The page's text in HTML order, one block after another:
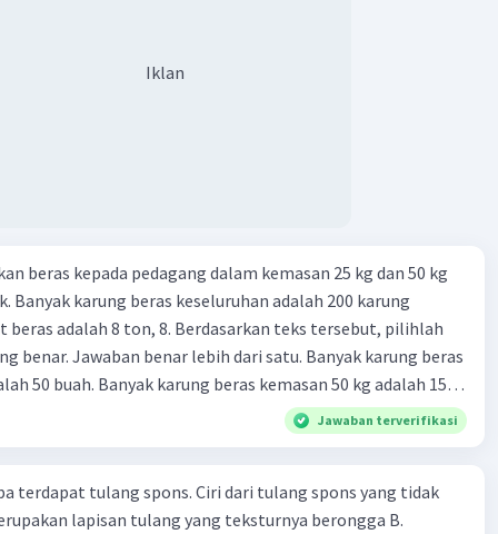
circle.draw(); // Memanggil draw() dari objek
·0.0 (0) Balas
Iklan
adalah konsep dalam pemrograman berorientasi
Iklan
beras kepada pedagang dalam kemasan 25 kg dan 50 kg
Banyak karung beras keseluruhan adalah 200 karung
adalah 8 ton, 8. Berdasarkan teks tersebut, pilihlah
benar. Jawaban benar lebih dari satu. Banyak karung beras
50 buah. Banyak karung beras kemasan 50 kg adalah 150
dalam kemasan 25 kg adalah 2 ton. Perbandingan berat
kg dan 50 kg dalam truk adalah 1: 3. 9. Berdasarkan teks
biaya angkut semua beras yang harus dibayar oleh Bu
C. Rp2.312.000 B. Rp2.475.000 D. Rp2.280.000
Jawaban terverifikasi
terdapat tulang spons. Ciri dari tulang spons yang tidak
lapisan tulang yang teksturnya berongga B.